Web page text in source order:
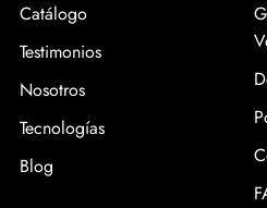
Catálogo
Testimonios
Nosotros
Tecnologías
Blog